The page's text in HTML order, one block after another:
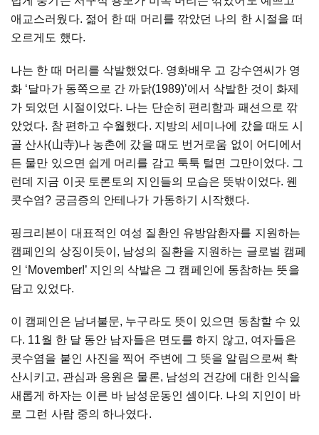
애교스러웠다. 젊어 한 때 머리를 깎았던 나의 한 시절을 떠
오르게도 했다.
나는 한 때 머리를 삭발했었다. 영화배우 고 강수연씨가 영
화 ‘달마가 동쪽으로 간 까닭(1989)’에서 삭발한 것이 화제
가 되었던 시절이었다. 나는 단순히 편리함과 패션으로 깎
았었다. 참 편하고 수월했다. 지방의 세미나에 갔을 때도 시
골 산사(山寺)나 농촌에 갔을 때도 번거로움 없이 어디에서
든 물만 있으면 쉽게 머리를 감고 툭툭 털면 그만이었다. 그
런데 지금 이곳 토론토의 지인들의 모습은 뜻밖이었다. 웬
콧수염? 궁금증의 안테나가 가동하기 시작했다.
핑크리본이 대표적인 여성 질환인 유방암환자를 지원하는
캠페인의 상징이듯이, 남성의 질환을 지원하는 글로벌 캠페
인 ‘Movember!’ 지인의 삭발은 그 캠페인에 동참하는 뜻을
담고 있었다.
이 캠페인은 남녀불문, 누구라도 뜻이 있으면 동참할 수 있
다. 11월 한 달 동안 남자들은 면도를 하지 않고, 여자들은
콧수염을 붙인 사진을 찍어 주변에 그 뜻을 알림으로써 확
산시키고, 관심과 응원은 물론, 남성의 건강에 대한 인식을
새롭게 하자는 이른 바 남성운동인 셈이다. 나의 지인이 바
로 그런 사람 중의 하나였다.